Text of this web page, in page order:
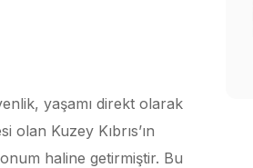
yaşamı direkt olarak
olan Kuzey Kıbrıs’ın
haline getirmiştir. Bu